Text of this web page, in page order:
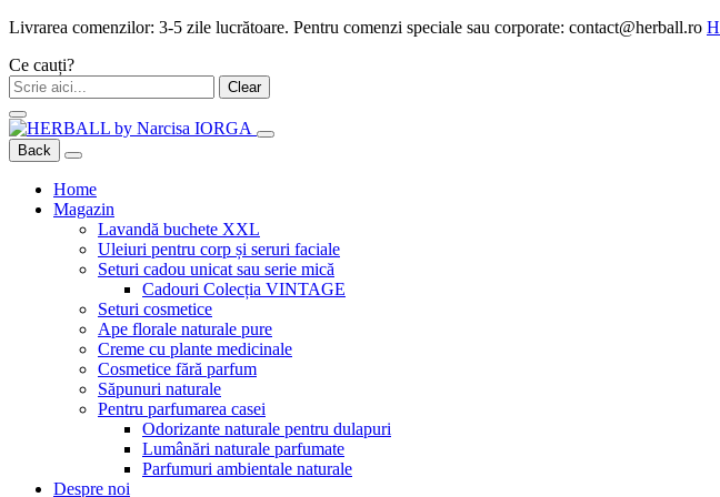
Livrarea comenzilor: 3-5 zile lucrătoare. Pentru comenzi speciale sau corporate: contact@herball.ro
Ce cauți?
Clear
Back
Home
Magazin
Lavandă buchete XXL
Uleiuri pentru corp și seruri faciale
Seturi cadou unicat sau serie mică
Cadouri Colecția VINTAGE
Seturi cosmetice
Ape florale naturale pure
Creme cu plante medicinale
Cosmetice fără parfum
Săpunuri naturale
Pentru parfumarea casei
Odorizante naturale pentru dulapuri
Lumânări naturale parfumate
Parfumuri ambientale naturale
Despre noi